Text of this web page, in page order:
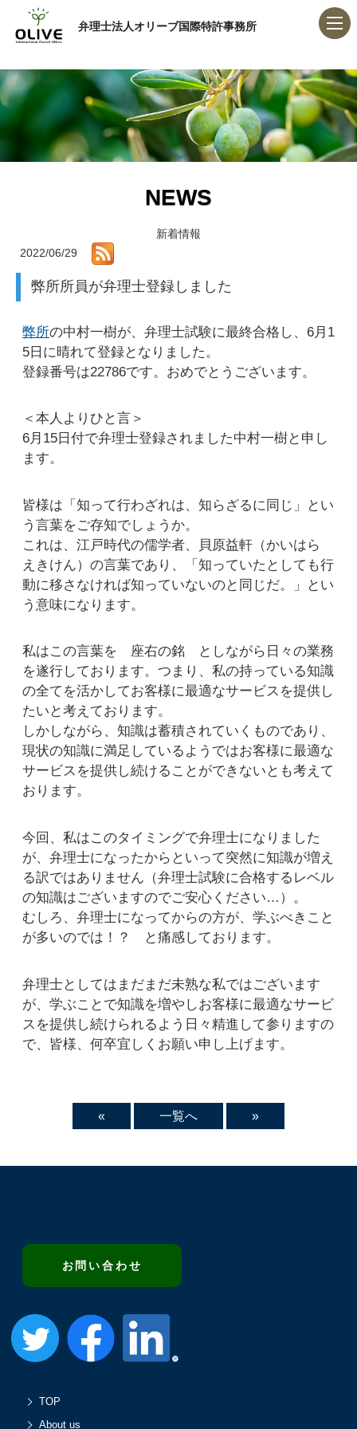
弁理士法人オリーブ国際特許事務所
NEWS
新着情報
2022/06/29
弊所所員が弁理士登録しました
弊所の中村一樹が、弁理士試験に最終合格し、6月1
5日に晴れて登録となりました。
登録番号は22786です。おめでとうございます。
＜本人よりひと言＞
6月15日付で弁理士登録されました中村一樹と申し
ます。
皆様は「知って行わざれは、知らざるに同じ」とい
う言葉をご存知でしょうか。
これは、江戸時代の儒学者、貝原益軒（かいはら
えきけん）の言葉であり、「知っていたとしても行
動に移さなければ知っていないのと同じだ。」とい
う意味になります。
私はこの言葉を 座右の銘 としながら日々の業務
を遂行しております。つまり、私の持っている知識
の全てを活かしてお客様に最適なサービスを提供し
たいと考えております。
しかしながら、知識は蓄積されていくものであり、
現状の知識に満足しているようではお客様に最適な
サービスを提供し続けることができないとも考えて
おります。
今回、私はこのタイミングで弁理士になりました
が、弁理士になったからといって突然に知識が増え
る訳ではありません（弁理士試験に合格するレベル
の知識はございますのでご安心ください…）。
むしろ、弁理士になってからの方が、学ぶべきこと
が多いのでは！？ と痛感しております。
弁理士としてはまだまだ未熟な私ではございます
が、学ぶことで知識を増やしお客様に最適なサービ
スを提供し続けられるよう日々精進して参りますの
で、皆様、何卒宜しくお願い申し上げます。
« 一覧へ »
お問い合わせ
TOP
About us